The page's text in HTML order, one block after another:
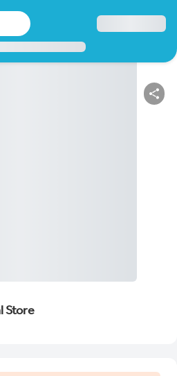
Store